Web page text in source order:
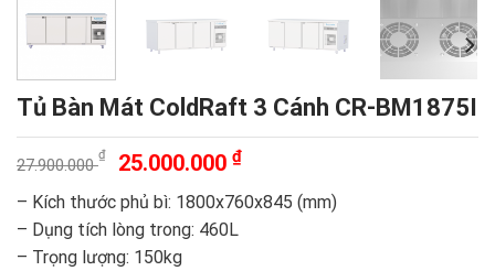
Tủ Bàn Mát ColdRaft 3 Cánh CR-BM1875I
27.900.000
₫
Giá
gốc
là:
27.900.000 ₫.
25.000.000 ₫Giá
hiện
tại
– Kích thước phủ bì: 1800x760x845 (mm)
– Dụng tích lòng trong: 460L
– Trọng lượng: 150kg